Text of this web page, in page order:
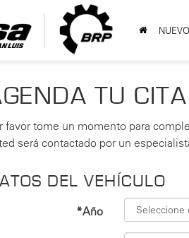
TU
favor tome un momento para
será contactado por un
DEL VEHÍCULO
*Año